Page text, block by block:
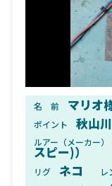
名 前 マリオ
ポイント 秋山川
ルアー（メーカー）
スピー)）
リグ ネコ レ